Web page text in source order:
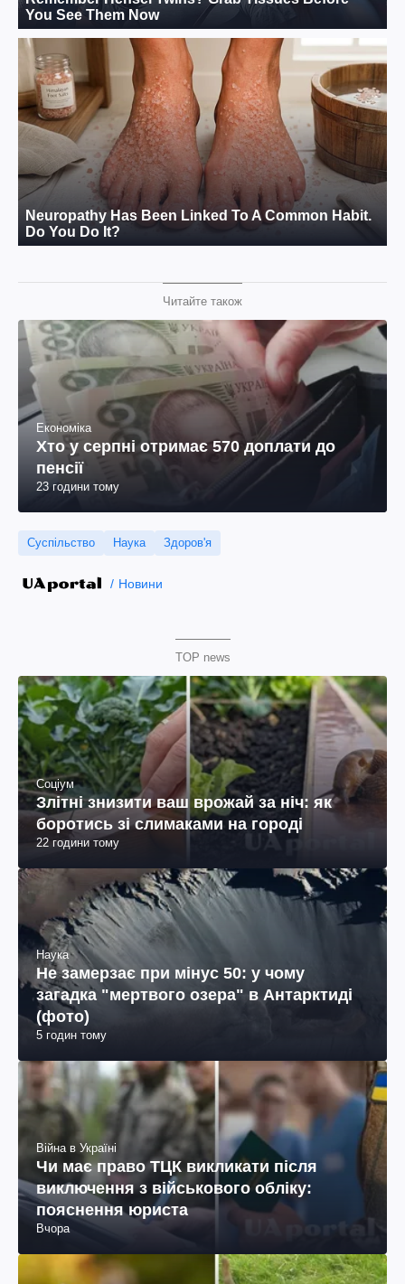
Читайте також
Економіка
Хто у серпні отримає 570 доплати до
пенсії
23 години тому
Суспільство Наука Здоров'я
Новини
TOP news
Соціум
Злітні знизити ваш врожай за ніч: як
боротись зі слимаками на городі
22 години тому
Наука
Не замерзає при мінус 50: у чому
загадка "мертвого озера" в Антарктиді
(фото)
5 годин тому
Війна в Україні
Чи має право ТЦК викликати після
виключення з військового обліку:
пояснення юриста
Вчора